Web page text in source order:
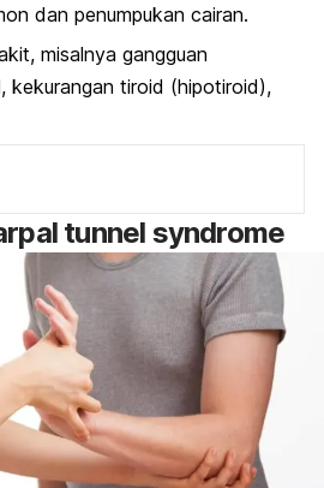
dan penumpukan cairan.
misalnya gangguan
kekurangan tiroid (hipotiroid),
tunnel syndrome